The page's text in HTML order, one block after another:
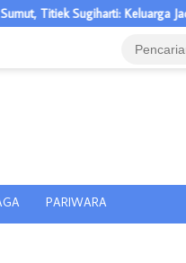
Titiek Sugiharti: Keluarga Jadi
PARIWARA